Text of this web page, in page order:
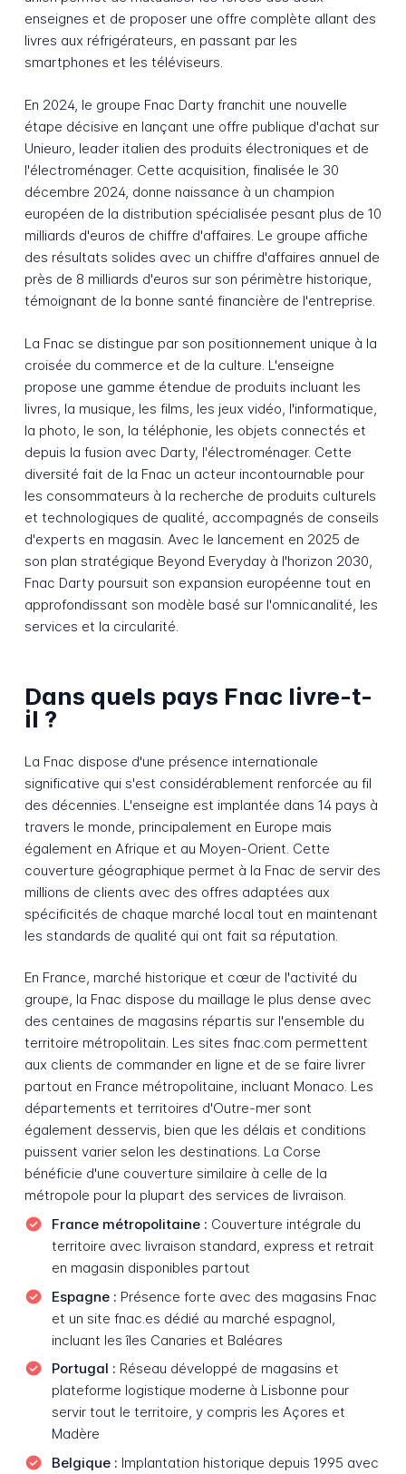
enseignes et de proposer une offre complète allant des
livres aux réfrigérateurs, en passant par les
smartphones et les téléviseurs.
En 2024, le groupe Fnac Darty franchit une nouvelle
étape décisive en lançant une offre publique d'achat sur
Unieuro, leader italien des produits électroniques et de
l'électroménager. Cette acquisition, finalisée le 30
décembre 2024, donne naissance à un champion
européen de la distribution spécialisée pesant plus de 10
milliards d'euros de chiffre d'affaires. Le groupe affiche
des résultats solides avec un chiffre d'affaires annuel de
près de 8 milliards d'euros sur son périmètre historique,
témoignant de la bonne santé financière de l'entreprise.
La Fnac se distingue par son positionnement unique à la
croisée du commerce et de la culture. L'enseigne
propose une gamme étendue de produits incluant les
livres, la musique, les films, les jeux vidéo, l'informatique,
la photo, le son, la téléphonie, les objets connectés et
depuis la fusion avec Darty, l'électroménager. Cette
diversité fait de la Fnac un acteur incontournable pour
les consommateurs à la recherche de produits culturels
et technologiques de qualité, accompagnés de conseils
d'experts en magasin. Avec le lancement en 2025 de
son plan stratégique Beyond Everyday à l'horizon 2030,
Fnac Darty poursuit son expansion européenne tout en
approfondissant son modèle basé sur l'omnicanalité, les
services et la circularité.
Dans quels pays Fnac livre-t-
il ?
La Fnac dispose d'une présence internationale
significative qui s'est considérablement renforcée au fil
des décennies. L'enseigne est implantée dans 14 pays à
travers le monde, principalement en Europe mais
également en Afrique et au Moyen-Orient. Cette
couverture géographique permet à la Fnac de servir des
millions de clients avec des offres adaptées aux
spécificités de chaque marché local tout en maintenant
les standards de qualité qui ont fait sa réputation.
En France, marché historique et cœur de l'activité du
groupe, la Fnac dispose du maillage le plus dense avec
des centaines de magasins répartis sur l'ensemble du
territoire métropolitain. Les sites fnac.com permettent
aux clients de commander en ligne et de se faire livrer
partout en France métropolitaine, incluant Monaco. Les
départements et territoires d'Outre-mer sont
également desservis, bien que les délais et conditions
puissent varier selon les destinations. La Corse
bénéficie d'une couverture similaire à celle de la
métropole pour la plupart des services de livraison.
France métropolitaine : Couverture intégrale du
territoire avec livraison standard, express et retrait
en magasin disponibles partout
Espagne : Présence forte avec des magasins Fnac
et un site fnac.es dédié au marché espagnol,
incluant les îles Canaries et Baléares
Portugal : Réseau développé de magasins et
plateforme logistique moderne à Lisbonne pour
servir tout le territoire, y compris les Açores et
Madère
Belgique : Implantation historique depuis 1995 avec